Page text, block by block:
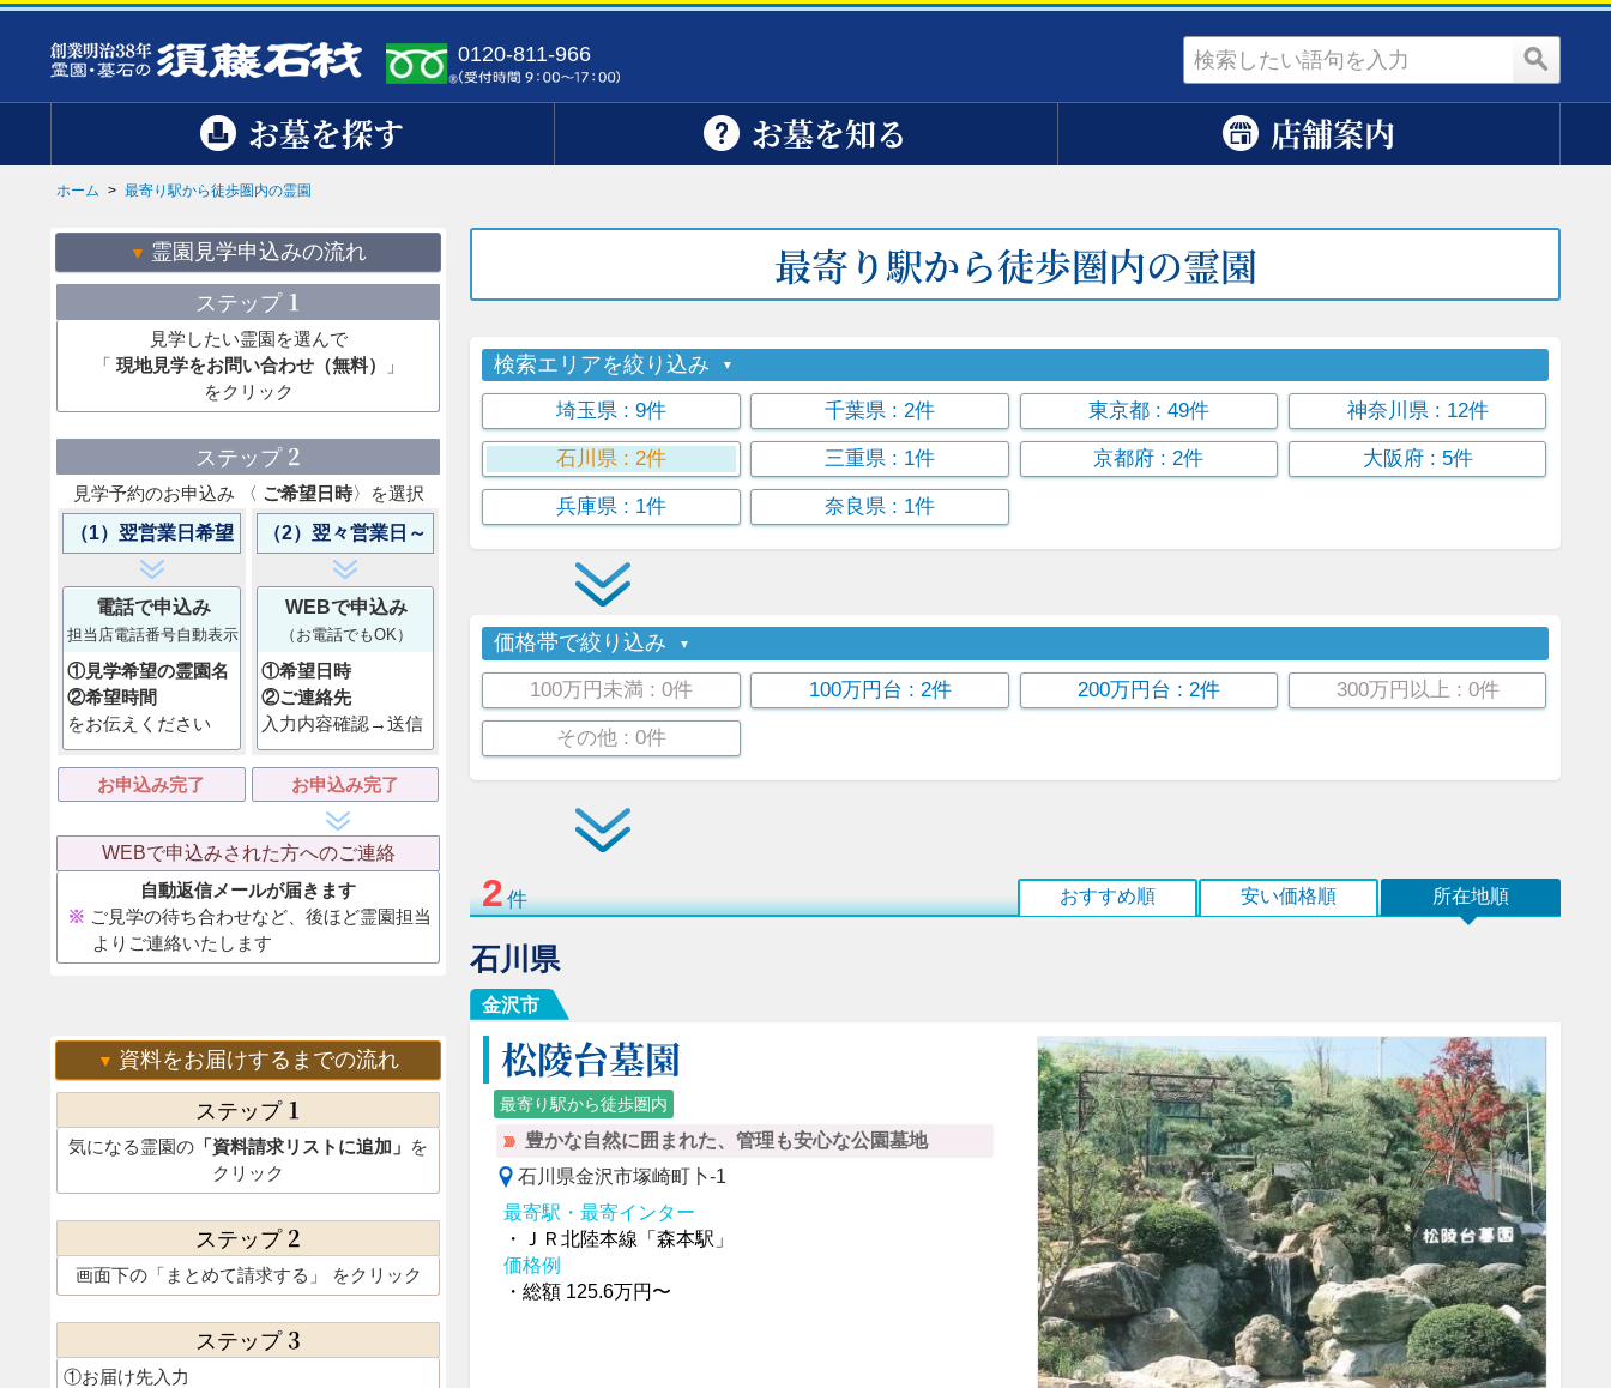
0120-811-966
お墓を探す お墓を知る 店舗案内
ホーム > 最寄り駅から徒歩圏内の霊園
霊園見学申込みの流れ
ステップ 1
見学したい霊園を選んで
「 現地見学をお問い合わせ（無料）
」
をクリック
ステップ 2
見学予約のお申込み 〈 ご希望日時〉を選択
（1）翌営業日希望
電話で申込み
担当店電話番号自動表示
①見学希望の霊園名
②希望時間
をお伝えください
お申込み完了
（2）翌々営業日～
WEBで申込み
（お電話でもOK）
①希望日時
②ご連絡先
入力内容確認→送信
お申込み完了
WEBで申込みされた方へのご連絡
自動返信メールが届きます
ご見学の待ち合わせなど、後ほど霊園担当
よりご連絡いたします
資料をお届けするまでの流れ
ステップ 1
気になる霊園の 「資料請求リストに追加」 を
クリック
ステップ 2
画面下の「まとめて請求する」 をクリック
ステップ 3
①お届け先入力
最寄り駅から徒歩圏内の霊園
検索エリアを絞り込み
埼玉県: 9件 千葉県 : 2件 東京都: 49件 神奈川県: 12件
石川県: 2件 三重県 : 1件 京都府 : 2件 大阪府: 5件
兵庫県: 1件 奈良県 : 1件
価格帯で絞り込み
100万円未満 : 0件 100万円台 : 2件 200万円台 : 2件 300万円以上 : 0件
その他 : 0件
2件 所在地順
安い価格順
おすすめ順
石川県
金沢市
松陵台墓園
最寄り駅から徒歩圏内
豊かな自然に囲まれた、管理も安心な公園墓地
石川県金沢市塚崎町卜-1
最寄駅・最寄インター
・ＪＲ北陸本線「森本駅」
価格例
・総額 125.6万円〜